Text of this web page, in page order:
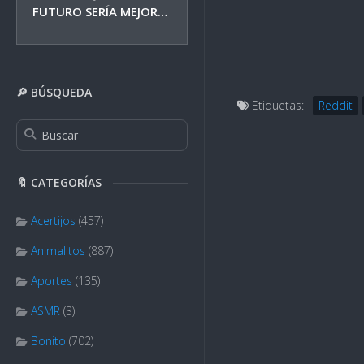
FUTURO SERÍA MEJOR…
🔎 BÚSQUEDA
🔖 CATEGORÍAS
Acertijos (457)
Animalitos (887)
Aportes (135)
ASMR (3)
Bonito (702)
Etiquetas: Reddit